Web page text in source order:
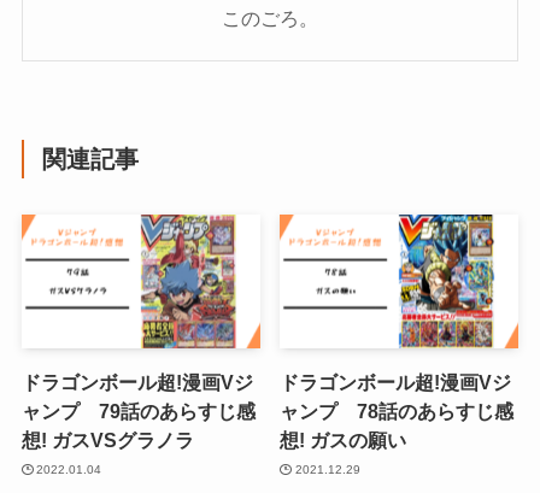
このごろ。
関連記事
ドラゴンボール超!漫画Vジ
ャンプ 79話のあらすじ感
想! ガスVSグラノラ
2022.01.04
ドラゴンボール超!漫画Vジ
ャンプ 78話のあらすじ感
想! ガスの願い
2021.12.29